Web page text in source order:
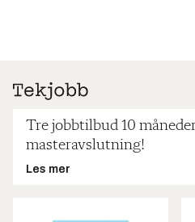
Tre jobbtilbud 10
masteravslutning!
Les mer